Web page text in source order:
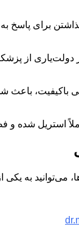
برای پاسخ
باکیفیت،
استریل شده
می‌توانید به